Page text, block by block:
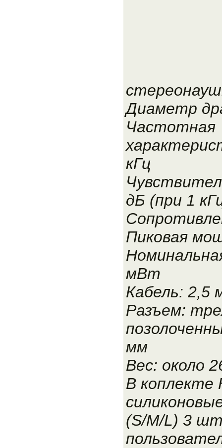
Диаметр
Частотная
кГц
дБ (при 1
Пиковая
мВт
Кабель: 2,5
Разъем:
мм
Вес: около
В
(S/M/L) 3